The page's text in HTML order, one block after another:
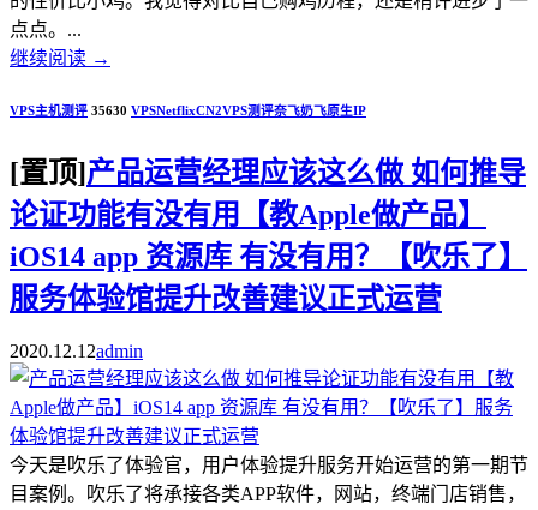
点点。...
继续阅读 →
VPS主机测评 35630 VPSNetflixCN2VPS测评奈飞奶飞原生IP
[置顶]产品运营经理应该这么做 如何推导
论证功能有没有用【教Apple做产品】
iOS14 app 资源库 有没有用？【吹乐了】
服务体验馆提升改善建议正式运营
2020.12.12admin
今天是吹乐了体验官，用户体验提升服务开始运营的第一期节
目案例。吹乐了将承接各类APP软件，网站，终端门店销售，